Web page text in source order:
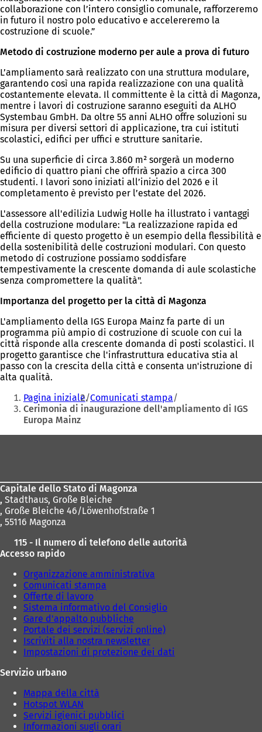
collaborazione con l’intero consiglio comunale, rafforzeremo
in futuro il nostro polo educativo e accelereremo la
costruzione di scuole.”
Metodo di costruzione moderno per aule a prova di futuro
L’ampliamento sarà realizzato con una struttura modulare,
garantendo così una rapida realizzazione con una qualità
costantemente elevata. Il committente è la città di Magonza,
mentre i lavori di costruzione saranno eseguiti da ALHO
Systembau GmbH. Da oltre 55 anni ALHO offre soluzioni su
misura per diversi settori di applicazione, tra cui istituti
scolastici, edifici per uffici e strutture sanitarie.
Su una superficie di circa 3.860 m² sorgerà un moderno
edificio di quattro piani che offrirà spazio a circa 300
studenti. I lavori sono iniziati all’inizio del 2026 e il
completamento è previsto per l’estate del 2026.
L'assessore all'edilizia Ludwig Holle ha illustrato i vantaggi
della costruzione modulare: "La realizzazione rapida ed
efficiente di questo progetto è un esempio della flessibilità e
della sostenibilità delle costruzioni modulari. Con questo
metodo di costruzione possiamo soddisfare
tempestivamente la crescente domanda di aule scolastiche
senza compromettere la qualità".
Importanza del progetto per la città di Magonza
L'ampliamento della IGS Europa Mainz fa parte di un
programma più ampio di costruzione di scuole con cui la
città risponde alla crescente domanda di posti scolastici. Il
progetto garantisce che l'infrastruttura educativa stia al
passo con la crescita della città e consenta un'istruzione di
alta qualità.
Siete
qui:
Pagina iniziale Comunicati stampa
Cerimonia di inaugurazione dell'ampliamento di IGS
Europa Mainz
Capitale dello Stato di Magonza
, Stadthaus, Große Bleiche
, Große Bleiche 46/Löwenhofstraße 1
, 55116 Magonza
115 - Il numero di telefono delle autorità
Accesso rapido
Organizzazione amministrativa
Comunicati stampa
Offerte di lavoro
Sistema informativo del Consiglio
Gare d'appalto pubbliche
Portale dei servizi (servizi online)
Iscriviti alla nostra newsletter
Impostazioni di protezione dei dati
Servizio urbano
Mappa della città
Hotspot WLAN
Servizi igienici pubblici
Informazioni sugli orari